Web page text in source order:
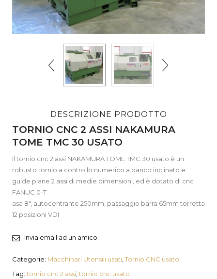
DESCRIZIONE PRODOTTO
TORNIO CNC 2 ASSI NAKAMURA
TOME TMC 30 USATO
Il tornio cnc 2 assi NAKAMURA TOME TMC 30 usato è un
robusto tornio a controllo numerico a banco inclinato e
guide piane 2 assi di medie dimensioni, ed è dotato di cnc
FANUC 0-T
asa 8″, autocentrante 250mm, passaggio barra 65mm torretta
12 posizioni VDI
Invia email ad un amico
Categorie: Macchinari Utensili usati,Tornio CNC usato
Tag:tornio cnc 2 assi,tornio cnc usato